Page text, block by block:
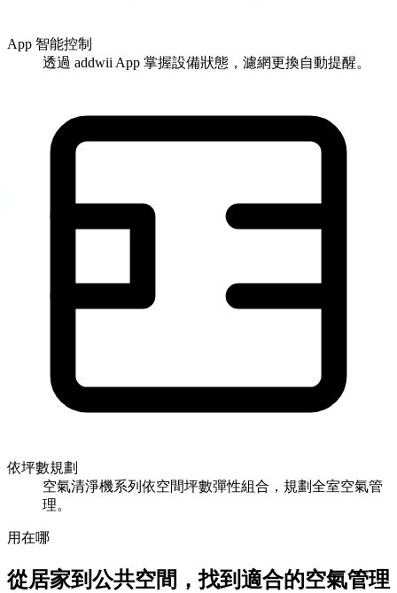
App 智能控制
透過 addwii App 掌握設備狀態，濾網更換自動提醒。
依坪數規劃
空氣清淨機系列依空間坪數彈性組合，規劃全室空氣管
理。
用在哪
從居家到公共空間，找到適合的空氣管理